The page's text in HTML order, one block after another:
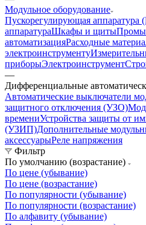
Модульное оборудование
Пускорегулирующая аппаратура
аппаратураШкафы и щиты
автоматизацияРасходные
электроинструменту
приборыЭлектроинструмент
—
Дифференциальные
Автоматические выключатели
защитного отключения (УЗО)
времениУстройства защиты от
(УЗИП)Дополнительные
аксессуарыРеле напряжения
Фильтр
По умолчанию (возрастание)
По цене (убывание)
По цене (возрастание)
По популярности (убывание)
По популярности (возрастание)
По алфавиту (убывание)